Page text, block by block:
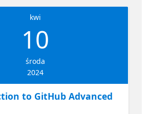
kwi
10
środa
2024
to GitHub Advanced